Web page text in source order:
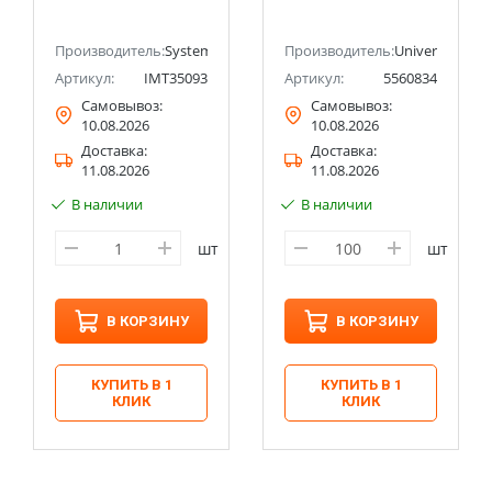
(ранее Schneider Electric)
Производитель:Systeme Electric (ранее Schneider Electric)
Артикул:
IMT35093
Самовывоз:
10.08.2026
Доставка:
11.08.2026
В наличии
шт
В КОРЗИНУ
КУПИТЬ В 1
КЛИК
Производитель:Universal
Артикул:
5560834
Самовывоз:
10.08.2026
Доставка:
11.08.2026
В наличии
шт
В КОРЗИНУ
КУПИТЬ В 1
КЛИК